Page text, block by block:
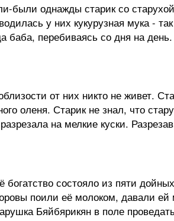
однажды старик со
у них кукурузная мука -
баба, перебиваясь со дня на
от них никто не живет.
оленя. Старик не знал, что
на мелкие куски.
состояло из пяти
поили её молоком, давали
Бяйбярикян в поле